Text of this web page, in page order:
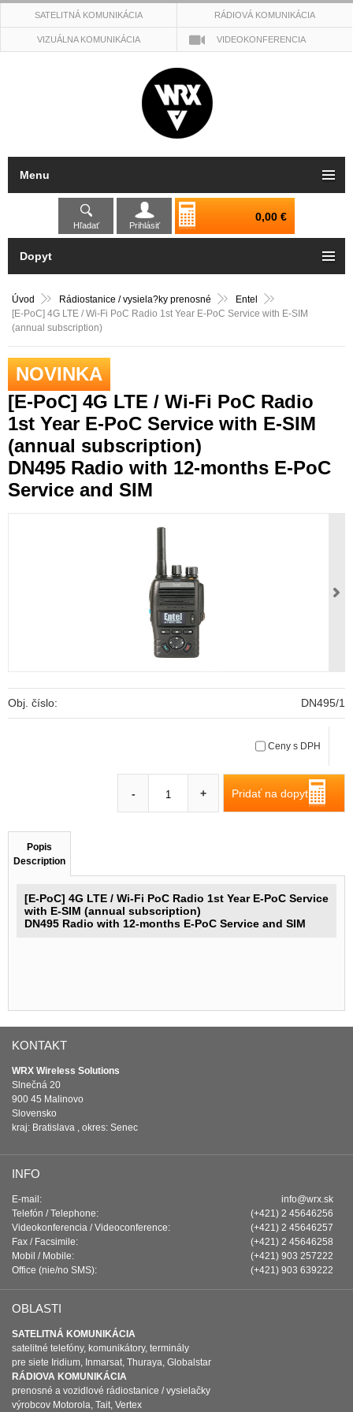
SATELITNÁ KOMUNIKÁCIA RÁDIOVÁ KOMUNIKÁCIA
VIZUÁLNA KOMUNIKÁCIA VIDEOKONFERENCIA
Hľadať Prihlásiť
0,00 €
Úvod Rádiostanice / vysiela?ky prenosné
Entel
[E-PoC] 4G LTE / Wi-Fi PoC Radio 1st Year E-PoC Service with E-SIM
(annual subscription)
NOVINKA
[E-PoC] 4G LTE / Wi-Fi PoC Radio
1st Year E-PoC Service with E-SIM
(annual subscription)
DN495 Radio with 12-months E-PoC
Service and SIM
Obj. číslo: DN495/1
Ceny s DPH
Pridať na dopyt
- +
Popis
Description
[E-PoC] 4G LTE / Wi-Fi PoC Radio 1st Year E-PoC Service
with E-SIM (annual subscription)
DN495 Radio with 12-months E-PoC Service and SIM
Dopyt
Menu
KONTAKT
WRX Wireless Solutions
Slnečná 20
900 45 Malinovo
Slovensko
kraj: Bratislava , okres: Senec
INFO
E-mail:
info@wrx.sk
Telefón / Telephone:
(+421) 2 45646256
Videokonferencia / Videoconference:
(+421) 2 45646257
Fax / Facsimile:
(+421) 2 45646258
Mobil / Mobile:
(+421) 903 257222
Office (nie/no SMS):
(+421) 903 639222
OBLASTI
SATELITNÁ KOMUNIKÁCIA
satelitné telefóny, komunikátory, terminály
pre siete Iridium, Inmarsat, Thuraya, Globalstar
RÁDIOVA KOMUNIKÁCIA
prenosné a vozidlové rádiostanice / vysielačky
výrobcov Motorola, Tait, Vertex